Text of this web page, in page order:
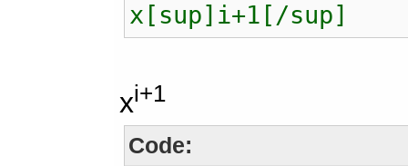
x[sup]i+1[/sup]
xi+1
Code: